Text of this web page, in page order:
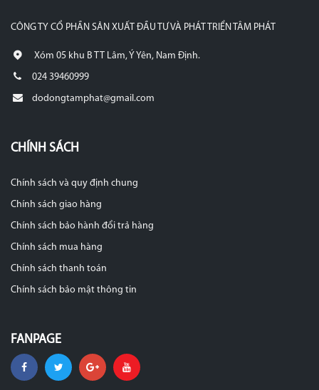
CÔNG TY CỔ PHẦN SẢN XUẤT ĐẦU TƯ VÀ PHÁT TRIỂN TÂM PHÁT
Xóm 05 khu B TT Lâm, Ý Yên, Nam Định.
024 39460999
dodongtamphat@gmail.com
CHÍNH SÁCH
Chính sách và quy định chung
Chính sách giao hàng
Chính sách bảo hành đổi trả hàng
Chính sách mua hàng
Chính sách thanh toán
Chính sách bảo mật thông tin
FANPAGE